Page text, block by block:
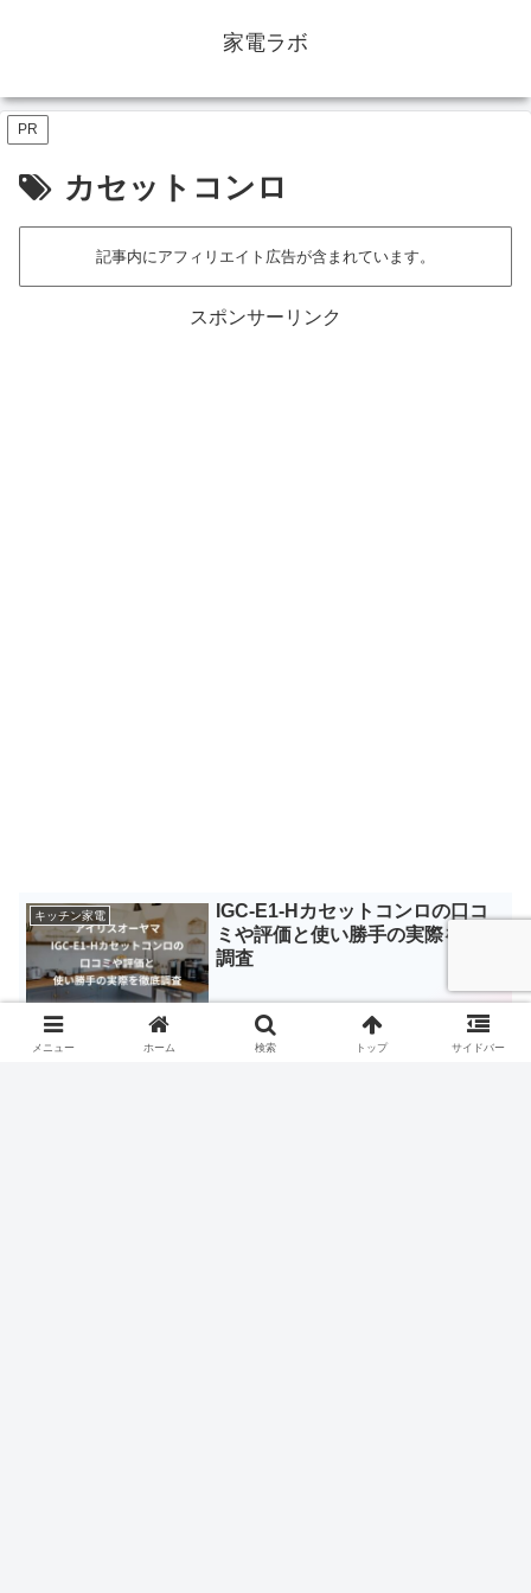
家電ラボ
PR
カセットコンロ
記事内にアフィリエイト広告が含まれています。
スポンサーリンク
キッチン家電
IGC-E1-Hカセットコンロの口コ
ミや評価と使い勝手の実際を徹底
調査
メニュー ホーム 検索 トップ サイドバー